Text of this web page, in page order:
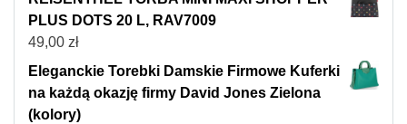
PLUS DOTS 20 L, RAV7009
49,00 zł
Eleganckie Torebki Damskie Firmowe Kuferki
na każdą okazję firmy David Jones Zielona
(kolory)